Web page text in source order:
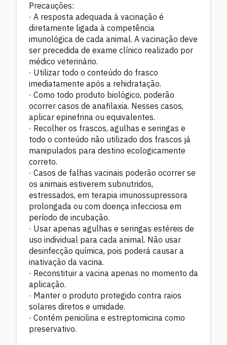
Precauções:
· A resposta adequada à vacinação é
diretamente ligada à competência
imunológica de cada animal. A vacinação deve
ser precedida de exame clínico realizado por
médico veterinário.
· Utilizar todo o conteúdo do frasco
imediatamente após a rehidratação.
· Como todo produto biológico, poderão
ocorrer casos de anafilaxia. Nesses casos,
aplicar epinefrina ou equivalentes.
· Recolher os frascos, agulhas e seringas e
todo o conteúdo não utilizado dos frascos já
manipulados para destino ecologicamente
correto.
· Casos de falhas vacinais poderão ocorrer se
os animais estiverem subnutridos,
estressados, em terapia imunossupressora
prolongada ou com doença infecciosa em
período de incubação.
· Usar apenas agulhas e seringas estéreis de
uso individual para cada animal. Não usar
desinfecção química, pois poderá causar a
inativação da vacina.
· Reconstituir a vacina apenas no momento da
aplicação.
· Manter o produto protegido contra raios
solares diretos e umidade.
· Contém penicilina e estreptomicina como
preservativo.